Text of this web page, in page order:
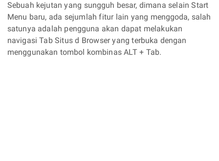
Sebuah kejutan yang sungguh besar, dimana selain Start
Menu baru, ada sejumlah fitur lain yang menggoda, salah
satunya adalah pengguna akan dapat melakukan
navigasi Tab Situs d Browser yang terbuka dengan
menggunakan tombol kombinas ALT + Tab.